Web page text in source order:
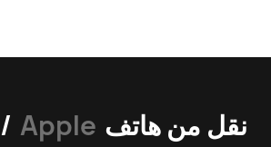
نقل من هاتف / Apple